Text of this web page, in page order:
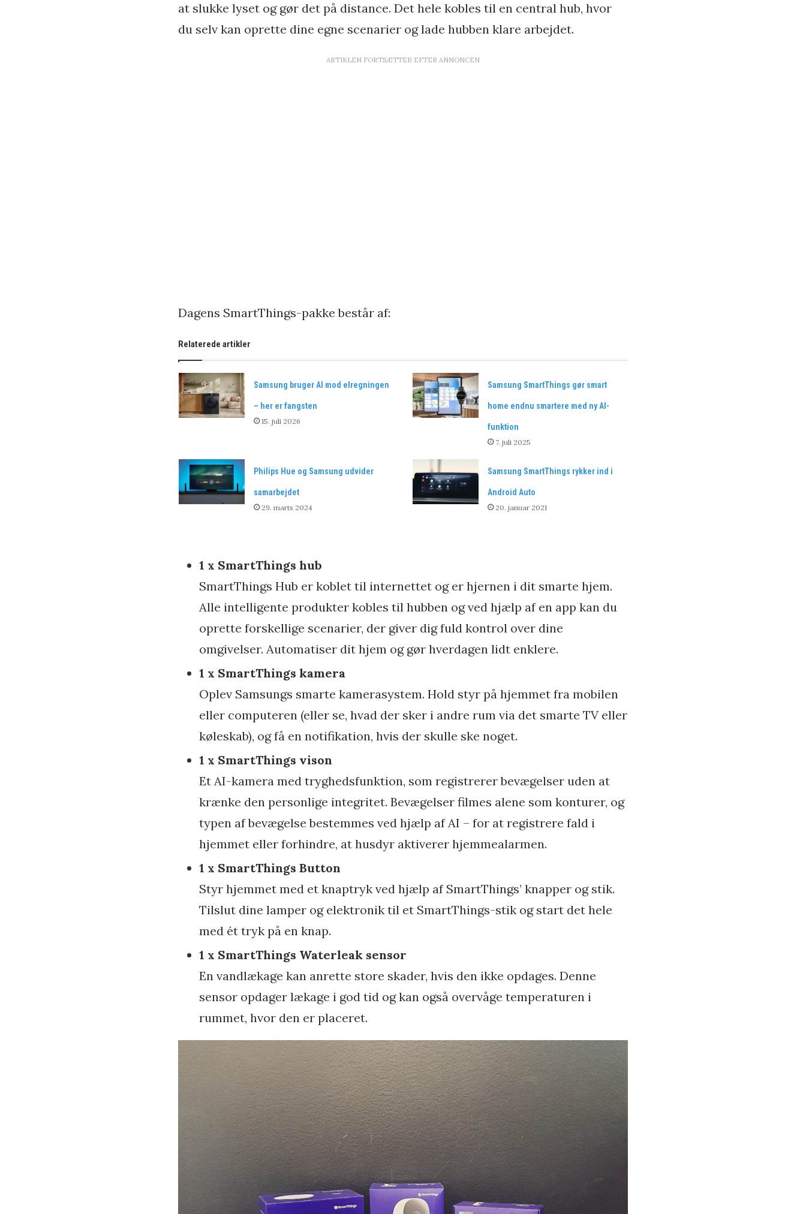
at slukke lyset og gør det på distance. Det hele kobles til en central hub, hvor
du selv kan oprette dine egne scenarier og lade hubben klare arbejdet.
ARTIKLEN FORTSÆTTER EFTER ANNONCEN
Dagens SmartThings-pakke består af:
Relaterede artikler
Samsung bruger AI mod elregningen
– her er fangsten
15. juli 2026
Samsung SmartThings gør smart
home endnu smartere med ny AI-
funktion
7. juli 2025
Philips Hue og Samsung udvider
samarbejdet
29. marts 2024
Samsung SmartThings rykker ind i
Android Auto
20. januar 2021
1 x SmartThings hub
SmartThings Hub er koblet til internettet og er hjernen i dit smarte hjem.
Alle intelligente produkter kobles til hubben og ved hjælp af en app kan du
oprette forskellige scenarier, der giver dig fuld kontrol over dine
omgivelser. Automatiser dit hjem og gør hverdagen lidt enklere.
1 x SmartThings kamera
Oplev Samsungs smarte kamerasystem. Hold styr på hjemmet fra mobilen
eller computeren (eller se, hvad der sker i andre rum via det smarte TV eller
køleskab), og få en notifikation, hvis der skulle ske noget.
1 x SmartThings vison
Et AI-kamera med tryghedsfunktion, som registrerer bevægelser uden at
krænke den personlige integritet. Bevægelser filmes alene som konturer, og
typen af bevægelse bestemmes ved hjælp af AI – for at registrere fald i
hjemmet eller forhindre, at husdyr aktiverer hjemmealarmen.
1 x SmartThings Button
Styr hjemmet med et knaptryk ved hjælp af SmartThings’ knapper og stik.
Tilslut dine lamper og elektronik til et SmartThings-stik og start det hele
med ét tryk på en knap.
1 x SmartThings Waterleak sensor
En vandlækage kan anrette store skader, hvis den ikke opdages. Denne
sensor opdager lækage i god tid og kan også overvåge temperaturen i
rummet, hvor den er placeret.